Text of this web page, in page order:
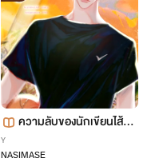
ความลับของนักเขียนไส้แห้
Y
NASIMASE